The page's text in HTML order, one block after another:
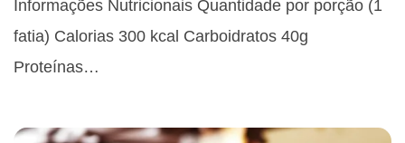
Informações Nutricionais Quantidade por porção (1
fatia) Calorias 300 kcal Carboidratos 40g
Proteínas…